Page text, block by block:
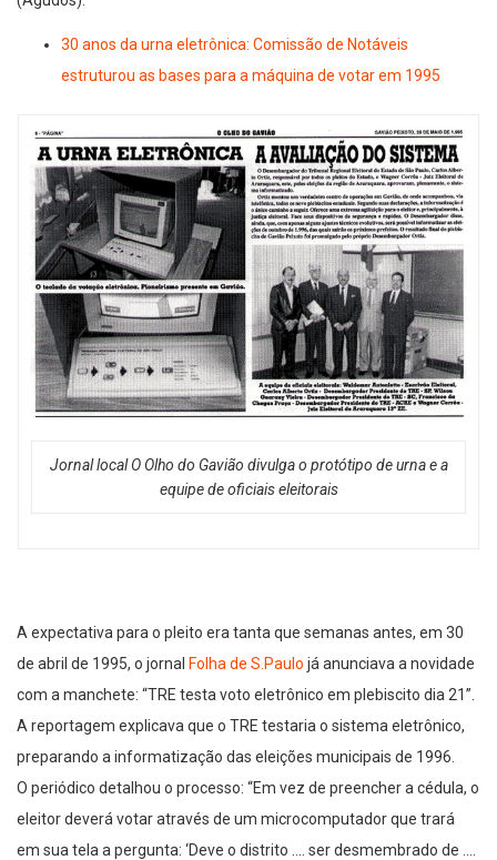
30 anos da urna eletrônica: Comissão de Notáveis
estruturou as bases para a máquina de votar em 1995
Jornal local O Olho do Gavião divulga o protótipo de urna e a
equipe de oficiais eleitorais
A expectativa para o pleito era tanta que semanas antes, em 30
de abril de 1995, o jornal Folha de S.Paulo já anunciava a novidade
com a manchete: “TRE testa voto eletrônico em plebiscito dia 21”.
A reportagem explicava que o TRE testaria o sistema eletrônico,
preparando a informatização das eleições municipais de 1996.
O periódico detalhou o processo: “Em vez de preencher a cédula, o
eleitor deverá votar através de um microcomputador que trará
em sua tela a pergunta: ‘Deve o distrito …. ser desmembrado de ….